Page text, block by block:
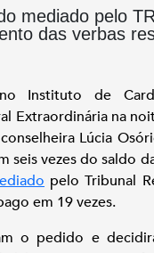
mediado pelo
das verbas
Instituto de
Extraordinária na
Lúcia
vezes do saldo
pelo Tribunal
em 19 vezes.
o pedido e